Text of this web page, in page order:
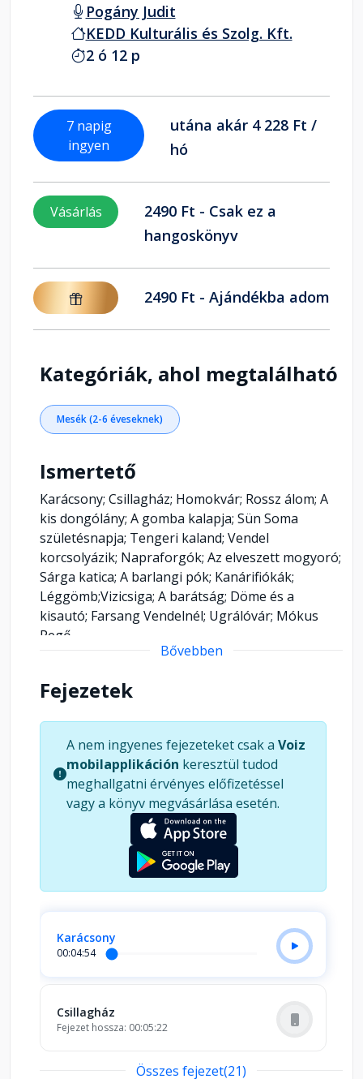
Pogány Judit
KEDD Kulturális és Szolg. Kft.
2 ó 12 p
7 napig
ingyen
utána akár 4 228 Ft /
hó
Vásárlás
2490 Ft - Csak ez a
hangoskönyv
2490 Ft - Ajándékba adom
Kategóriák, ahol megtalálható
Mesék (2-6 éveseknek)
Ismertető
Karácsony; Csillagház; Homokvár; Rossz álom; A
kis dongólány; A gomba kalapja; Sün Soma
születésnapja; Tengeri kaland; Vendel
korcsolyázik; Napraforgók; Az elveszett mogyoró;
Sárga katica; A barlangi pók; Kanárifiókák;
Léggömb;Vizicsiga; A barátság; Döme és a
kisautó; Farsang Vendelnél; Ugrálóvár; Mókus
Regő
Bővebben
Fejezetek
A nem ingyenes fejezeteket csak a Voiz
mobilapplikáción keresztül tudod
meghallgatni érvényes előfizetéssel
vagy a könyv megvásárlása esetén.
Karácsony
00:04:54
Csillagház
Fejezet hossza: 00:05:22
Összes fejezet(21)